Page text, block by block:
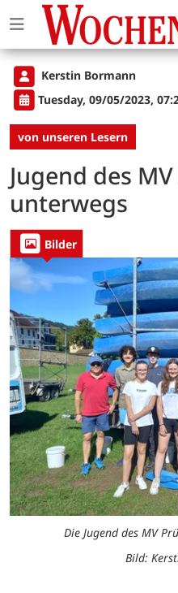
Kerstin Bormann
Tuesday, 09/05/2023,
von unseren Lesern
Jugend des
unterwegs
Bilder
Die Jugend des MV
Bild: